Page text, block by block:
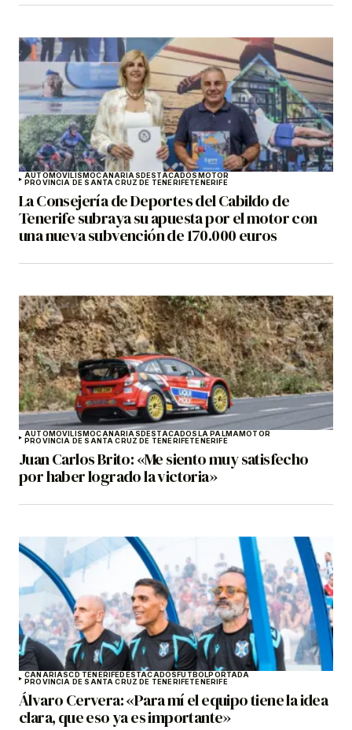
AUTOMOVILISMOCANARIAS DESTACADOS MOTOR
PROVINCIA DE SANTA CRUZ DE TENERIFETENERIFE
La Consejería de Deportes del Cabildo de
Tenerife subraya su apuesta por el motor con
una nueva subvención de 170.000 euros
AUTOMOVILISMOCANARIAS DESTACADOS LA PALMAMOTOR
PROVINCIA DE SANTA CRUZ DE TENERIFETENERIFE
Juan Carlos Brito: «Me siento muy satisfecho
por haber logrado la victoria»
CANARIASCD TENERIFEDESTACADOS FÚTBOLPORTADA
PROVINCIA DE SANTA CRUZ DE TENERIFETENERIFE
Álvaro Cervera: «Para mí el equipo tiene la idea
clara, que eso ya es importante»